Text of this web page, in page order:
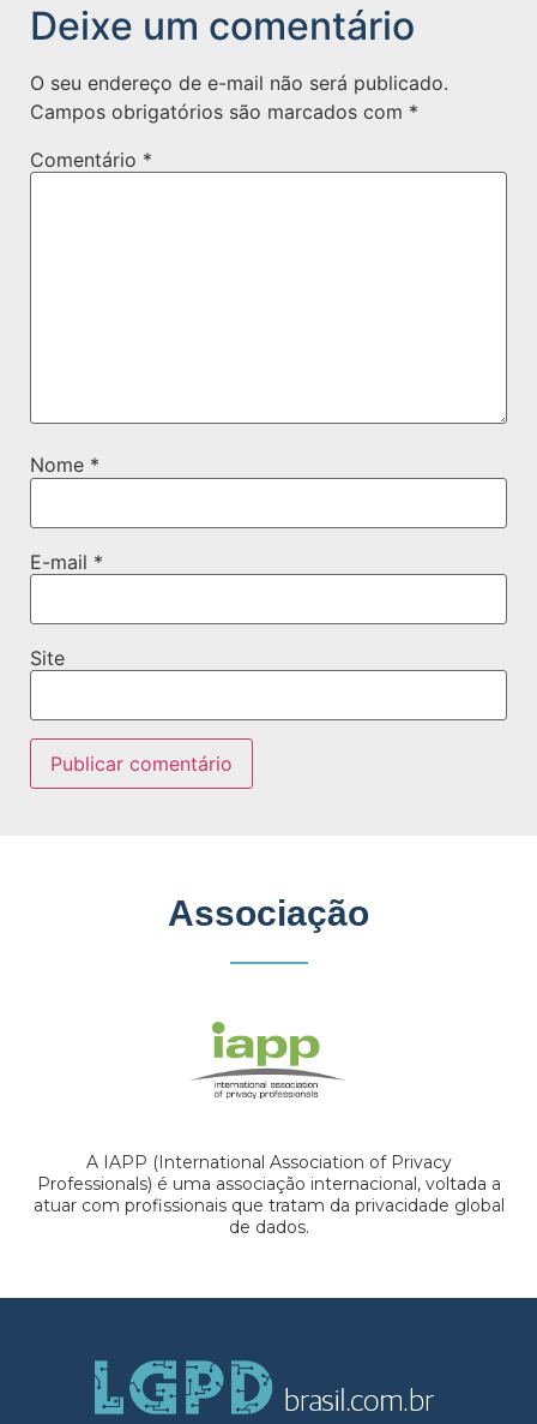
Deixe um comentário
O seu endereço de e-mail não será publicado.
Campos obrigatórios são marcados com *
Comentário *
Nome *
E-mail *
Site
Associação
A IAPP (International Association of Privacy
Professionals) é uma associação internacional, voltada a
atuar com profissionais que tratam da privacidade global
de dados.